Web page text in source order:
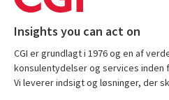
Insights you can act on
CGI er grundlagt i 1976 og en af
konsulentydelser og services
Vi leverer indsigt og løsninger, der